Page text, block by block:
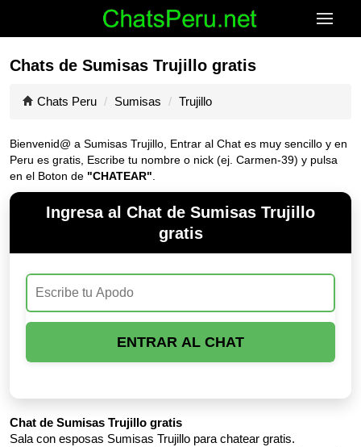
Chats de Sumisas Trujillo gratis
Chats Peru Sumisas Trujillo
Bienvenid@ a Sumisas Trujillo, Entrar al Chat es muy sencillo y en
Peru es gratis, Escribe tu nombre o nick (ej. Carmen-39) y pulsa
en el Boton de "CHATEAR"
Ingresa al Chat de Sumisas Trujillo
gratis
ENTRAR AL CHAT
Chat de Sumisas Trujillo gratis
Sala con esposas Sumisas Trujillo para chatear gratis.